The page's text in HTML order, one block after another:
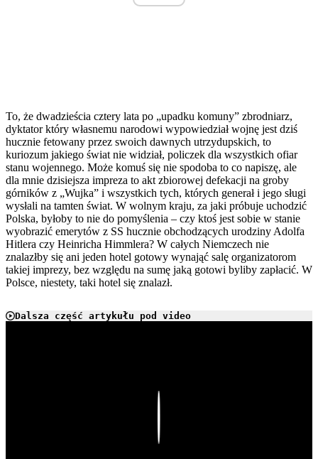
To, że dwadzieścia cztery lata po „upadku komuny” zbrodniarz,
dyktator który własnemu narodowi wypowiedział wojnę jest dziś
hucznie fetowany przez swoich dawnych utrzydupskich, to
kuriozum jakiego świat nie widział, policzek dla wszystkich ofiar
stanu wojennego. Może komuś się nie spodoba to co napiszę, ale
dla mnie dzisiejsza impreza to akt zbiorowej defekacji na groby
górników z „Wujka” i wszystkich tych, których generał i jego sługi
wysłali na tamten świat. W wolnym kraju, za jaki próbuje uchodzić
Polska, byłoby to nie do pomyślenia – czy ktoś jest sobie w stanie
wyobrazić emerytów z SS hucznie obchodzących urodziny Adolfa
Hitlera czy Heinricha Himmlera? W całych Niemczech nie
znalazłby się ani jeden hotel gotowy wynająć salę organizatorom
takiej imprezy, bez względu na sumę jaką gotowi byliby zapłacić. W
Polsce, niestety, taki hotel się znalazł.
Dalsza część artykułu pod video